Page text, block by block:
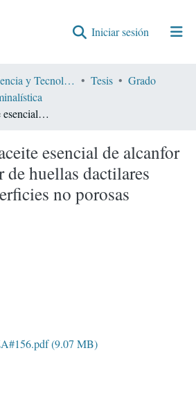
Iniciar sesión (current)
Facultad de Ciencia y Tecnología Tesis
Grado
Aplicación de aceite esencial de alcanfor como revelador de huellas dactilares latentes en superficies no porosas
esencial de alcanfor
de huellas dactilares
no porosas
(9.07 MB)